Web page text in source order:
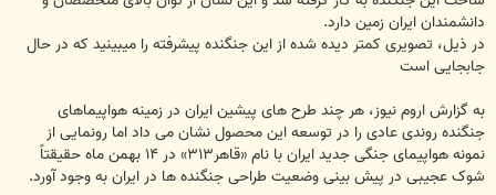
دانشمندان ایران زمین دارد.
در ذیل، تصویری کمتر دیده شده از این جنگنده پیشرفته را میبینید که در حال
جابجایی است
به گزارش اروم نیوز، هر چند طرح های پیشین ایران در زمینه هواپیماهای
جنگنده روندی عادی را در توسعه این محصول نشان می داد اما رونمایی از
نمونه هواپیمای جنگی جدید ایران با نام «قاهر۳۱۳» در ۱۴ بهمن ماه حقیقتاً
شوک عجیبی در پیش بینی وضعیت طراحی جنگنده ها در ایران به وجود آورد.